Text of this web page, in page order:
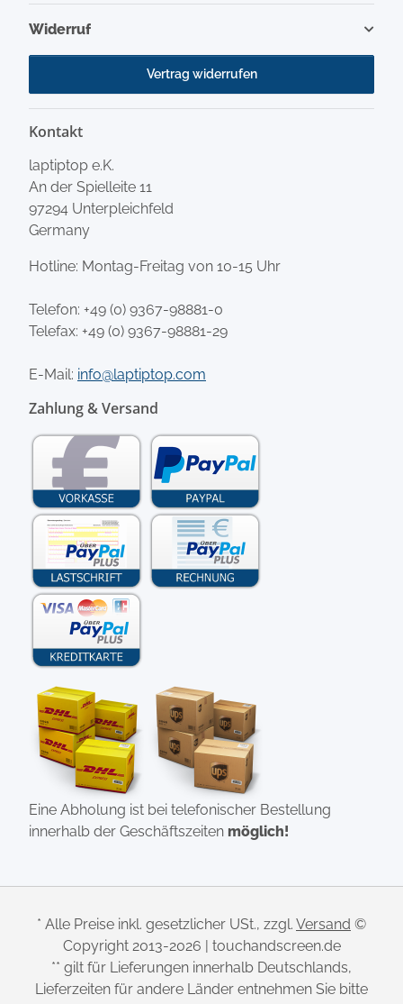
Widerruf
Vertrag widerrufen
Kontakt
laptiptop e.K.
An der Spielleite 11
97294 Unterpleichfeld
Germany
Hotline: Montag-Freitag von 10-15 Uhr
Telefon: +49 (0) 9367-98881-0
Telefax: +49 (0) 9367-98881-29
E-Mail: info@laptiptop.com
Zahlung & Versand
Eine Abholung ist bei telefonischer Bestellung
innerhalb der Geschäftszeiten möglich!
* Alle Preise inkl. gesetzlicher USt., zzgl. Versand ©
Copyright 2013-2026 | touchandscreen.de
** gilt für Lieferungen innerhalb Deutschlands,
Lieferzeiten für andere Länder entnehmen Sie bitte